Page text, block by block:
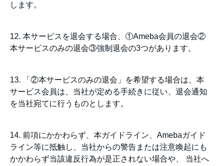
します。
12. 本サービスを退会する場合、①Ameba会員の退会②
本サービスのみの退会③強制退会の3つがあります。
13. 「②本サービスのみの退会」を希望する場合は、本
サービス会員は、当社が定める手続きに従い、退会通知
を当社宛てに行うものとします。
14. 前項にかかわらず、本ガイドライン、Amebaガイド
ライン等に抵触し、当社からの警告または注意喚起にも
かかわらず当該違反行為が是正されない場合や、 当社へ